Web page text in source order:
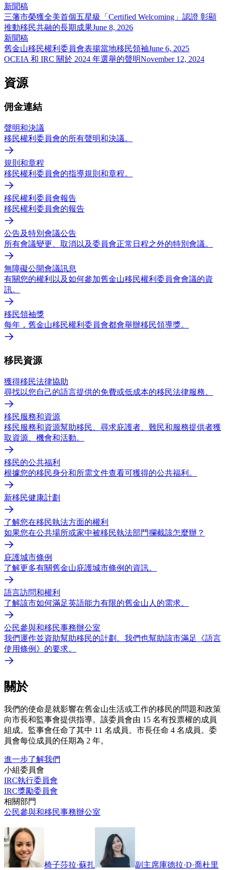
新聞稿
三藩市榮獲全美首個五星級「Certified Welcoming」認證 彰顯
推動移民共融的長期成果June 8, 2026
新聞稿
舊金山移民權利委員會表揚當地移民領袖June 6, 2025
OCEIA 和 IRC 關於 2024 年選舉的聲明November 12, 2024
資源
佣金連結
聲明和決議
移民權利委員會的所有聲明和決議。
規則和章程
移民權利委員會的指導規則和章程。
移民權利委員會報告
移民權利委員會的報告
公告及特別會議公告
所有會議變更、取消以及委員會正常日程之外的特別會議。
無障礙公開會議訊息
有關您的權利以及如何參加舊金山移民權利委員會會議的資
訊。
移民領袖獎
每年，舊金山移民權利委員會都會舉辦移民領導獎。
移民資源
獲得移民法律協助
尋找以您自己的語言提供的免費或低成本的移民法律服務。
移民服務和資源
移民服務和資源幫助移民、尋求庇護者、難民和服務提供者獲
取資源、機會和活動。
移民的公共福利
根據您的移民身分和所需文件查看可獲得的公共福利。
新移民健康計劃
了解您在移民執法方面的權利
如果您在公共場所或家中被移民執法部門攔截該怎麼辦？
庇護城市條例
了解更多有關舊金山庇護城市條例的資訊。
語言訪問和權利
了解該市如何滿足英語能力有限的舊金山人的需求。
公民參與和移民事務辦公室
我們運作並資助幫助移民的計劃。我們也幫助該市滿足《語言
使用條例》的要求。
關於
我們的使命是就影響在舊金山生活或工作的移民的問題和政策
向市長和監事會提供指導。該委員會由 15 名有投票權的成員
組成。監事會任命了其中 11 名成員。市長任命 4 名成員。委
員會每位成員的任期為 2 年。
進一步了解我們
小組委員會
IRC執行委員會
IRC獎勵委員會
相關部門
公民參與和移民事務辦公室
椅子莎拉·蘇扎 副主席庫德拉·D·喬杜里